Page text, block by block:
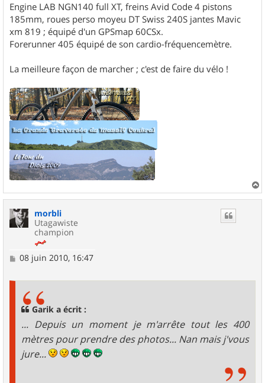
Engine LAB NGN140 full XT, freins Avid Code 4 pistons
185mm, roues perso moyeu DT Swiss 240S jantes Mavic
xm 819 ; équipé d'un GPSmap 60CSx.
Forerunner 405 équipé de son cardio-fréquencemètre.
La meilleure façon de marcher ; c'est de faire du vélo !
a
morbli
Utagawiste
champion
M
08 juin 2010, 16:47
Garik a écrit :
... Depuis un moment je m'arrête tout les 400
mètres pour prendre des photos... Nan mais j'vous
jure...